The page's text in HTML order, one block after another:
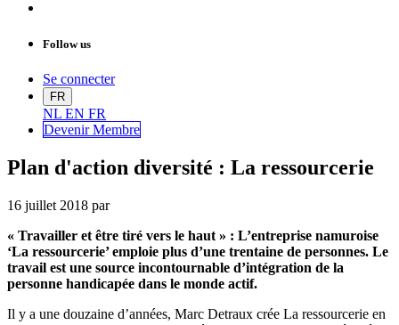
Follow us
Se connecter
FR
NL EN FR
Devenir Membre
Plan d'action diversité : La ressourcerie
16 juillet 2018 par
« Travailler et être tiré vers le haut » : L’entreprise namuroise
‘La ressourcerie’ emploie plus d’une trentaine de personnes. Le
travail est une source incontournable d’intégration de la
personne handicapée dans le monde actif.
Il y a une douzaine d’années, Marc Detraux crée La ressourcerie en